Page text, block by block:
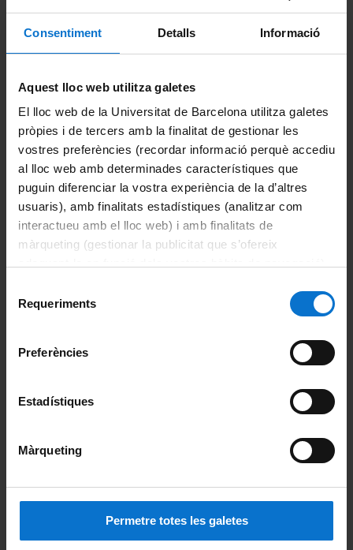
Consentiment Detalls Informació
Aquest lloc web utilitza galetes
El lloc web de la Universitat de Barcelona utilitza galetes
pròpies i de tercers amb la finalitat de gestionar les
vostres preferències (recordar informació perquè accediu
al lloc web amb determinades característiques que
puguin diferenciar la vostra experiència de la d’altres
usuaris), amb finalitats estadístiques (analitzar com
interactueu amb el lloc web) i amb finalitats de
màrqueting (gestionar la publicitat que s’ofereix
consultar laPolítica de galetes del lloc web de la
Requeriments
Preferències
Estadístiques
Màrqueting
Permetre totes les galetes
Coordination
Members
of the area of Roman Law Dra.Dicenta, Dra. Domínguez,
Dra. Duplá, Prof. Mesanza.
Code
GIDCUB- 13/082
State Ecclesiastical Law
Campus Multimodal : Piloting voice support
reading
Coordination
Mireia Ribera i Rosa M. Satorras Fioretti
Members
Oriol Oleart Piquet, Max Turull Rubinat and M.A. Cañivano
Student portal
Intranet (PDI and PTGAS)